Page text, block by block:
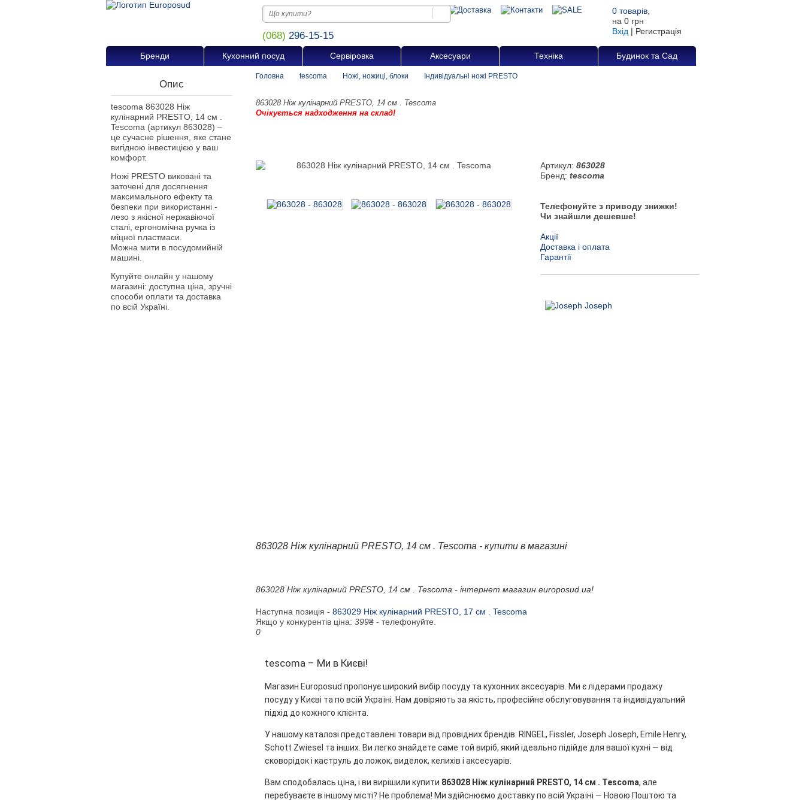
(068) 296-15-15
0 товарів
на 0 грн
Вхід | Регистрація
Бренди Кухонний посуд Сервіровка Аксесуари Техніка Будинок та Сад
Опис
tescoma 863028 Ніж
кулінарний PRESTO, 14 см .
Tescoma (артикул 863028) –
це сучасне рішення, яке стане
вигідною інвестицією у ваш
комфорт.
Ножі PRESTO виковані та
заточені для досягнення
максимального ефекту та
безпеки при використанні -
лезо з якісної нержавіючої
сталі, ергономічна ручка із
міцної пластмаси.
Можна мити в посудомийній
машині.
Купуйте онлайн у нашому
магазині: доступна ціна, зручні
способи оплати та доставка
по всій Україні.
Головна tescoma Ножі, ножиці, блоки Індивідуальні ножі PRESTO
863028 Ніж кулінарний PRESTO, 14 см . Tescoma
Очікується надходження на склад!
Артикул: 863028
Бренд: tescoma
Телефонуйте з приводу знижки!
Чи знайшли дешевше!
Акції
Доставка і оплата
Гарантії
863028 Ніж кулінарний PRESTO, 14 см . Tescoma - купити в магазині
863028 Ніж кулінарний PRESTO, 14 см . Tescoma - інтернет магазин europosud.ua!
Наступна позиція - 863029 Ніж кулінарний PRESTO, 17 см . Tescoma
Якщо у конкурентів ціна: 399₴ - телефонуйте.
0
tescoma – Ми в Києві!
Магазин Europosud пропонує широкий вибір посуду та кухонних аксесуарів. Ми є лідерами продажу
посуду у Києві та по всій Україні. Нам довіряють за якість, професійне обслуговування та індивідуальний
підхід до кожного клієнта.
У нашому каталозі представлені товари від провідних брендів: RINGEL, Fissler, Joseph Joseph, Emile Henry,
Schott Zwiesel та інших. Ви легко знайдете саме той виріб, який ідеально підійде для вашої кухні — від
сковорідок і каструль до ложок, виделок, келихів і аксесуарів.
Вам сподобалась ціна, і ви вирішили купити 863028 Ніж кулінарний PRESTO, 14 см . Tescoma, але
перебуваєте в іншому місті? Не проблема! Ми здійснюємо доставку по всій Україні — Новою Поштою та